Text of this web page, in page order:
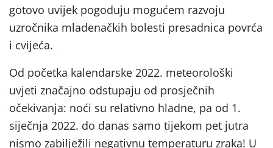
gotovo uvijek pogoduju mogućem razvoju
uzročnika mladenačkih bolesti presadnica povrća
i cvijeća.
Od početka kalendarske 2022. meteorološki
uvjeti značajno odstupaju od prosječnih
očekivanja: noći su relativno hladne, pa od 1.
siječnja 2022. do danas samo tijekom pet jutra
nismo zabilježili negativnu temperaturu zraka! U